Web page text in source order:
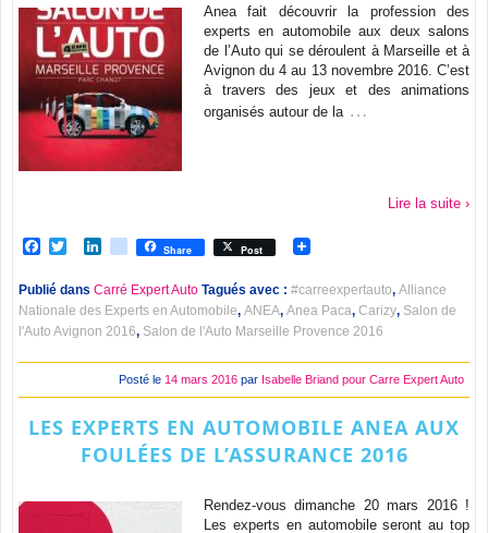
Anea fait découvrir la profession des
experts en automobile aux deux salons
de l’Auto qui se déroulent à Marseille et à
Avignon du 4 au 13 novembre 2016. C’est
à travers des jeux et des animations
organisés autour de la …
Lire la suite ›
Facebook
TwitterLinkedIn
viadeoShare Post
Publié dans Carré Expert Auto Tagués avec : #carreexpertauto, Alliance
Nationale des Experts en Automobile, ANEA, Anea Paca, Carizy, Salon de
l'Auto Avignon 2016, Salon de l'Auto Marseille Provence 2016
Posté le 14 mars 2016 par Isabelle Briand pour Carre Expert Auto
LES EXPERTS EN AUTOMOBILE ANEA AUX
FOULÉES DE L’ASSURANCE 2016
Rendez-vous dimanche 20 mars 2016 !
Les experts en automobile seront au top